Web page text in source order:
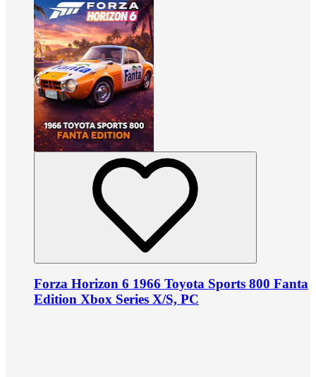
Forza Horizon 6 1966 Toyota Sports 800 Fanta
Edition Xbox Series X/S, PC